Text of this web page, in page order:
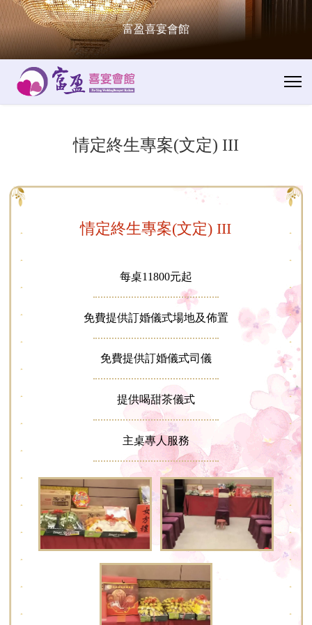
富盈喜宴會館
情定終生專案(文定) III
情定終生專案(文定) III
每桌11800元起
免費提供訂婚儀式場地及佈置
免費提供訂婚儀式司儀
提供喝甜茶儀式
主桌專人服務